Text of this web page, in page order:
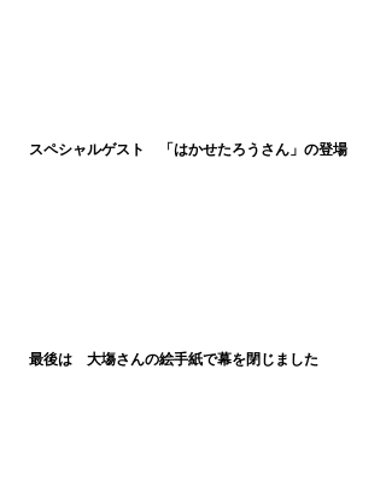
スペシャルゲスト　「はかせたろうさん」の登場
最後は　大塲さんの絵手紙で幕を閉じました